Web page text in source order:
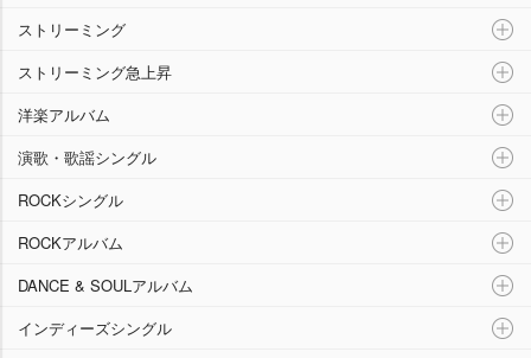
ストリーミング
ストリーミング急上昇
洋楽アルバム
演歌・歌謡シングル
ROCKシングル
ROCKアルバム
DANCE & SOULアルバム
インディーズシングル